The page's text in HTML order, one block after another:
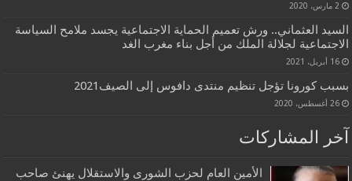
2 مارس، 2020
السيد العثماني.. ورش تعميم الحماية الاجتماعية يجسد ملامح السياسة
الاجتماعية لجلالة الملك من أجل بناء مغرب الغد
16 أبريل، 2021
بسبب كورونا تؤجل تنظيم منتدى دافوس إلى الصيف2021
26 أغسطس، 2020
آخر المشاركات
الأمين العام لحزب الشورى والاستقلال يهنئ صاحب